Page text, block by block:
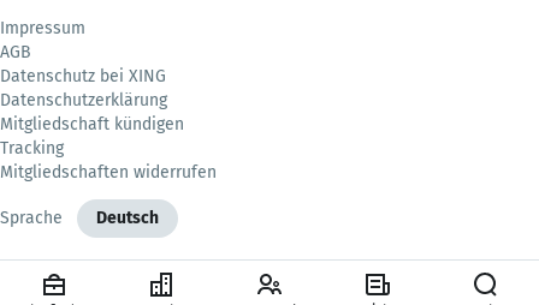
Impressum
AGB
Datenschutz bei XING
Datenschutzerklärung
Mitgliedschaft kündigen
Tracking
Mitgliedschaften widerrufen
Sprache Deutsch